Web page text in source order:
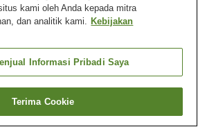
Restoran
Kota Ise Tsukasatei
Cari kamar
kami oleh Anda kepada mitra
dan analitik kami. Kebijakan
Informasi Pribadi Saya
Terima Cookie